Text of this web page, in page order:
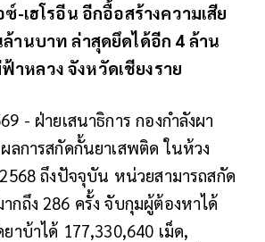
ซ์-เฮโรอีน อีกอื้อสร้างความเสีย
านบาท ล่าสุดยึดได้อีก 4 ล้าน
าหลวง จังหวัดเชียงราย
- ฝ่ายเสนาธิการ กองกำลังผา
ลการสกัดกั้นยาเสพติด ในห้วง
ถึงปัจจุบัน หน่วยสามารถสกัด
กถึง 286 ครั้ง จับกุมผู้ต้องหาได้
าบ้าได้ 177,330,640 เม็ด,